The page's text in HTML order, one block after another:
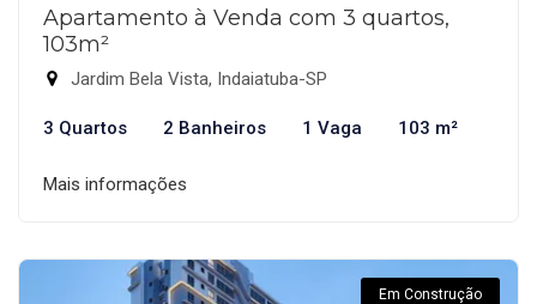
Apartamento à Venda com 3 quartos,
103m²
Jardim Bela Vista, Indaiatuba-SP
3 Quartos 2 Banheiros 1 Vaga 103 m²
Mais informações
Em Construção